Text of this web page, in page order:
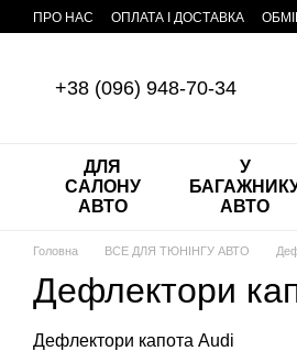
Перейти до основного контенту
ПРО НАС ОПЛАТА І ДОСТАВКА
+38 (096) 948-70-34
ДЛЯ
САЛОНУ
АВТО
У
АВТО
Головна ВСЕ ДЛЯ ТЮНІНГУ АВТО
Дефлектори
Дефлектори капота Audi